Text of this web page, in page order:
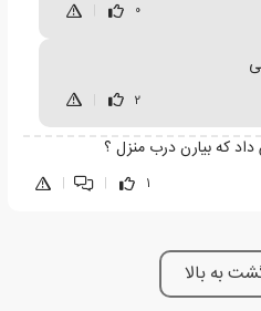
0
2
که بیارن درب منزل ؟
1
|
|
به بالا